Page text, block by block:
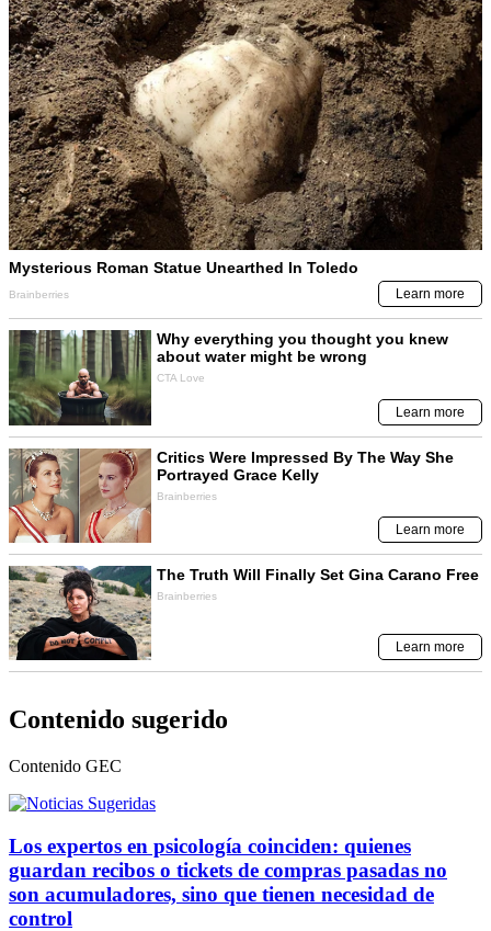
Contenido sugerido
Contenido GEC
Los expertos en psicología coinciden: quienes
guardan recibos o tickets de compras pasadas no
son acumuladores, sino que tienen necesidad de
control